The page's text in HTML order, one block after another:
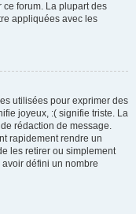
ce forum. La plupart des
appliquées avec les
utilisées pour exprimer des
joyeux, :( signifie triste. La
rédaction de message.
rapidement rendre un
les retirer ou simplement
avoir défini un nombre